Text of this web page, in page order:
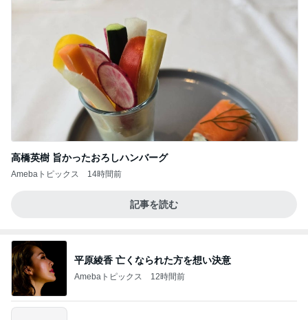
高橋英樹 旨かったおろしハンバーグ
Amebaトピックス 14時間前
記事を読む
平原綾香 亡くなられた方を想い決意
Amebaトピックス 12時間前